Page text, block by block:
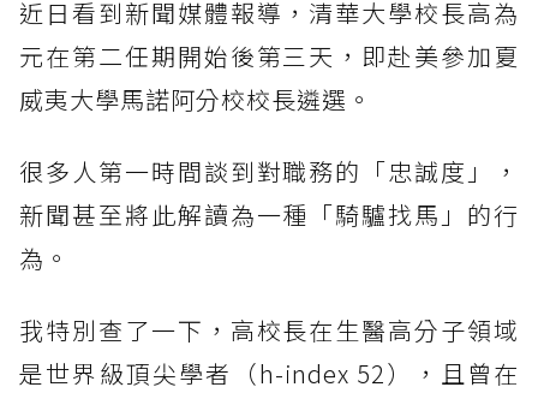
近日看到新聞媒體報導，清華大學校長高為
元在第二任期開始後第三天，即赴美參加夏
威夷大學馬諾阿分校校長遴選。
很多人第一時間談到對職務的「忠誠度」，
新聞甚至將此解讀為一種「騎驢找馬」的行
為。
我特別查了一下，高校長在生醫高分子領域
是世界級頂尖學者（h-index 52），且曾在